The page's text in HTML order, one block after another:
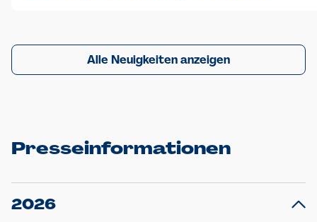
Alle Neuigkeiten anzeigen
Presseinformationen
2026